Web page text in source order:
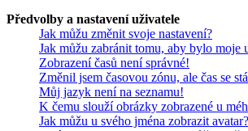
Předvolby a nastavení uživatele
Jak můžu změnit svoje nastavení?
Jak můžu zabránit tomu, aby bylo moje
Zobrazení časů není správné!
Změnil jsem časovou zónu, ale čas se
Můj jazyk není na seznamu!
K čemu slouží obrázky zobrazené u
Jak můžu u svého jména zobrazit avatar?